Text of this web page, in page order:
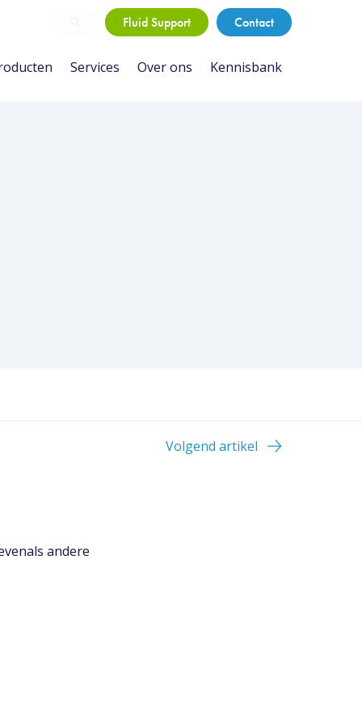
Services Over ons Kennisbank
Fluid Support Contact
Volgend artikel
andere